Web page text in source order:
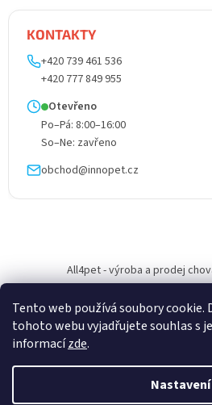
Tento web používá soubory cookie.
tohoto webu vyjadřujete souhlas s
informacízde.
Nastavení
KONTAKTY
+420 739 461 536
+420 777 849 955
Otevřeno
Po–Pá: 8:00–16:00
So–Ne: zavřeno
obchod@innopet.cz
All4pet - výroba a prodej